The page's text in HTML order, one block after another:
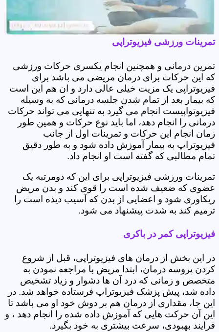
تمرینات ورزشی فیزیوتراپی
تمرین درمانی و همچنین انجام یکسری حرکات ورزشی
که این حرکات برای درمان مریضی می باشد برای
فیزیوتراپی یک مزیت خیلی عالی دارد و ان هم این است
که بیمار بعد از تمام شدن جلسه درمانی که به وسیله
فیزیوتواپیست انجام می گیرد به تنهایی می تواند حرکات
درمانی را انجام دهد، اما باید نوع حرکات و همین طور
زمان انجام این حرکات و تمرینات اول از جانب
فیزیوتراپ به بیمار آموزش داده شود و به طور دقیق
تمام مطالبی که گفته است او انجام داد.
تمرینات ورزشی فیزیوتراپی برای این که دومرتبه یک
عضوی که ضعیف شده است را قوی کند و بدن مریض
ریکاوری شود و اعضایی از بدن که آسیب دیده است را
ترمیم کند به شدت پیشنهاد می شود.
فیزیوتراپی کمر در باکری
در این بخش از درمان های فیزیوتراپی، قبل از شروع
کردن پروسه درمان، ابتدا مریض با مراجعه نمودن به
متخصص و زمانی که درد آن ها دشوار و زیاد تشخیص
داده شد، پیش پزشک فیزیوتراپ فرستاده خواهد شد. در
این جا، مقداری از درمان هم بر دوش خود او می باشد تا
این آن حرکت هایی که آموزش داده شده را انجام دهد ، و
فرایند بهبودی، سرعت بیشتری به خود بگیرد.